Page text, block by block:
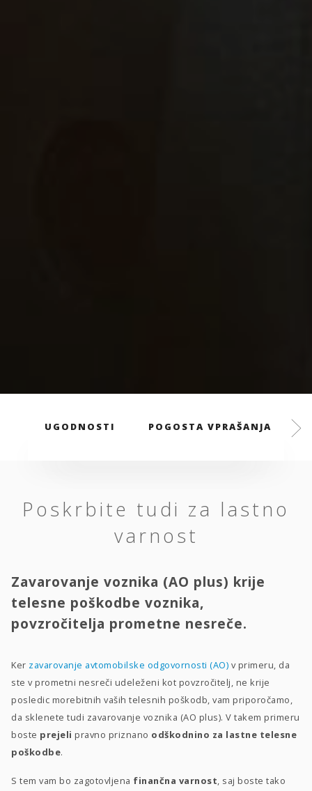
UGODNOSTI POGOSTA VPRAŠANJA
Poskrbite tudi za lastno
varnost
Zavarovanje voznika (AO plus) krije
telesne poškodbe voznika,
povzročitelja prometne nesreče.
Ker zavarovanje avtomobilske odgovornosti (AO) v primeru, da
ste v prometni nesreči udeleženi kot povzročitelj, ne krije
posledic morebitnih vaših telesnih poškodb, vam priporočamo,
da sklenete tudi zavarovanje voznika (AO plus). V takem primeru
boste prejeli pravno priznano odškodnino za lastne telesne
poškodbe.
S tem vam bo zagotovljena finančna varnost, saj boste tako